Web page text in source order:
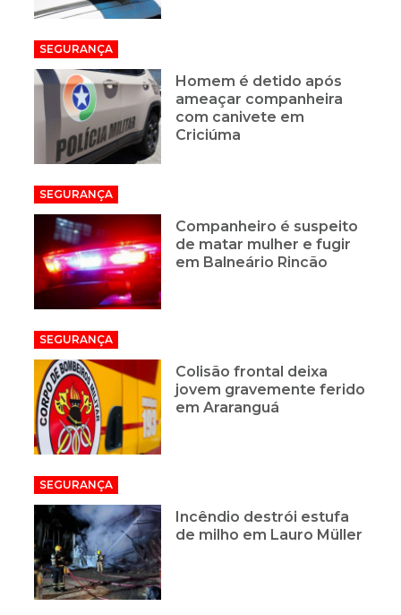
SEGURANÇA
Homem é detido após
ameaçar companheira
com canivete em
Criciúma
SEGURANÇA
Companheiro é suspeito
de matar mulher e fugir
em Balneário Rincão
SEGURANÇA
Colisão frontal deixa
jovem gravemente ferido
em Araranguá
SEGURANÇA
Incêndio destrói estufa
de milho em Lauro Müller